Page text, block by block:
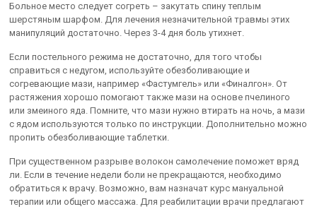
Больное место следует согреть – закутать спину теплым
шерстяным шарфом. Для лечения незначительной травмы этих
манипуляций достаточно. Через 3-4 дня боль утихнет.
Если постельного режима не достаточно, для того чтобы
справиться с недугом, используйте обезболивающие и
согревающие мази, например «Фастумгель» или «Финалгон». От
растяжения хорошо помогают также мази на основе пчелиного
или змеиного яда. Помните, что мази нужно втирать на ночь, а мази
с ядом используются только по инструкции. Дополнительно можно
пропить обезболивающие таблетки.
При существенном разрыве волокон самолечение поможет вряд
ли. Если в течение недели боли не прекращаются, необходимо
обратиться к врачу. Возможно, вам назначат курс мануальной
терапии или общего массажа. Для реабилитации врачи предлагают